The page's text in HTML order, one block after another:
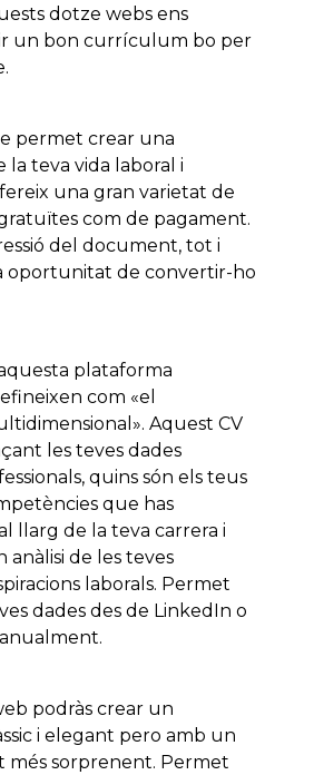
dotze webs ens
un bon currículum bo per
permet crear una
la teva vida laboral i
una gran varietat de
com de pagament.
del document, tot i
oportunitat de convertir-ho
plataforma
com «el
Aquest CV
les teves dades
quins són els teus
que has
llarg de la teva carrera i
anàlisi de les teves
laborals. Permet
dades des de LinkedIn o
podràs crear un
i elegant pero amb un
més sorprenent. Permet